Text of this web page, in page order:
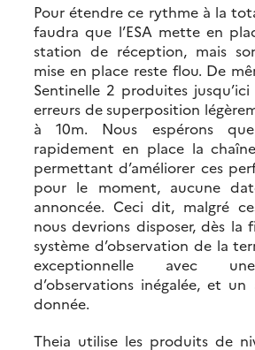
Pour étendre ce rythme à la
faudra que l’ESA mette en
station de réception, mais
mise en place reste flou. De
Sentinelle 2 produites
erreurs de superposition
à 10m. Nous espérons
rapidement en place la
permettant d’améliorer ces
pour le moment, aucune
annoncée. Ceci dit, malgré
nous devrions disposer, dès la
système d’observation de la
exceptionnelle avec
d’observations inégalée, et
donnée.
Theia utilise les produits de